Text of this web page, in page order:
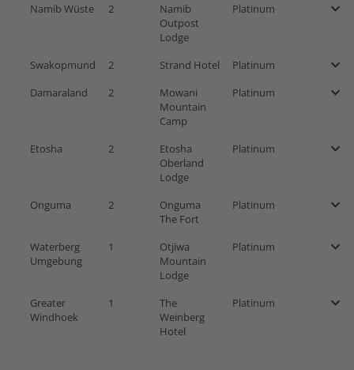
Namib Wüste 2
Namib
Outpost
Lodge
Platinum
Swakopmund 2 Strand Hotel
Platinum
Damaraland
2
Mowani
Mountain
Camp
Platinum
Etosha 2
Etosha
Oberland
Lodge
Platinum
Onguma 2
Onguma
The Fort
Platinum
Waterberg
Umgebung
1
Otjiwa
Mountain
Lodge
Platinum
Greater
Windhoek
1
The
Weinberg
Hotel
Platinum